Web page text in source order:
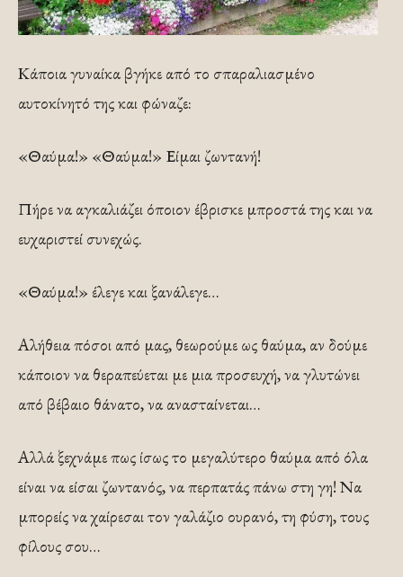
Κάποια γυναίκα βγήκε από το σπαραλιασμένο
αυτοκίνητό της και φώναζε:
«Θαύμα!» «Θαύμα!» Είμαι ζωντανή!
Πήρε να αγκαλιάζει όποιον έβρισκε μπροστά της και να
ευχαριστεί συνεχώς.
«Θαύμα!» έλεγε και ξανάλεγε…
Αλήθεια πόσοι από μας, θεωρούμε ως θαύμα, αν δούμε
κάποιον να θεραπεύεται με μια προσευχή, να γλυτώνει
από βέβαιο θάνατο, να ανασταίνεται…
Αλλά ξεχνάμε πως ίσως το μεγαλύτερο θαύμα από όλα
είναι να είσαι ζωντανός, να περπατάς πάνω στη γη! Να
μπορείς να χαίρεσαι τον γαλάζιο ουρανό, τη φύση, τους
φίλους σου…